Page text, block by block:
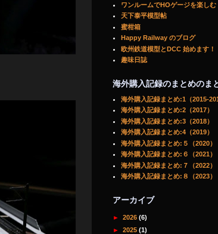
ワンルームでHOゲージを楽し
天下泰平模型帖
蜜柑箱
Happy Railway のブログ
欧州鉄道模型とDCC 始めます！
趣味日誌
海外購入記録のまとめのま
海外購入記録まとめ:1（2015-
海外購入記録まとめ:2（2017）
海外購入記録まとめ:3（2018）
海外購入記録まとめ:4（2019）
海外購入記録まとめ:５（2020）
海外購入記録まとめ:６（2021）
海外購入記録まとめ:７（2022）
海外購入記録まとめ:８（2023）
アーカイブ
► 2026 (6)
► 2025 (1)